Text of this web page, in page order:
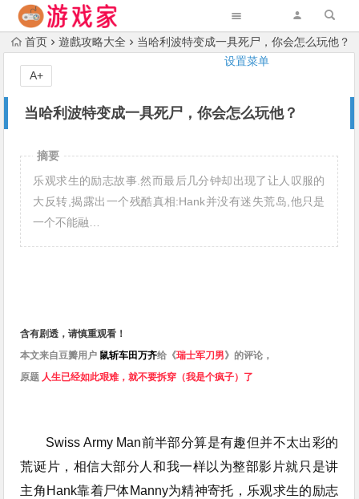
设置菜单
首页 遊戲攻略大全 当哈利波特变成一具死尸，你会怎么玩他？
当哈利波特变成一具死尸，你会怎么玩他？
A+
摘要
乐观求生的励志故事.然而最后几分钟却出现了让人叹服的
大反转,揭露出一个残酷真相:Hank并没有迷失荒岛,他只是
一个不能融…
含有剧透，请慎重观看！
本文来自豆瓣用户 鼠斩车田万齐给 《瑞士军刀男》 的评论，
原题 人生已经如此艰难，就不要拆穿（我是个疯子）了
Swiss Army Man前半部分算是有趣但并不太出彩的
荒诞片，相信大部分人和我一样以为整部影片就只是讲
主角Hank靠着尸体Manny为精神寄托，乐观求生的励志